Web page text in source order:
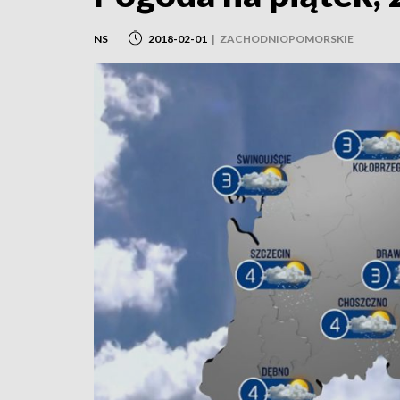
NS 2018-02-01 | ZACHODNIOPOMORSKIE